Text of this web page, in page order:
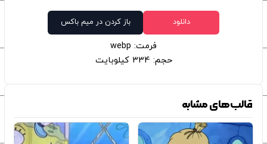
دانلود باز کردن در میم باکس
فرمت: webp
حجم: 334 کیلوبایت
قالب‌های مشابه